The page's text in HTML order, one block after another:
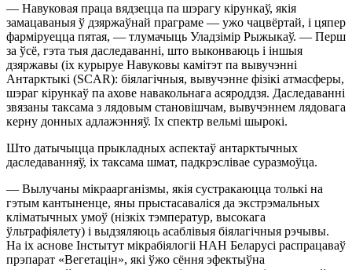
— Навуковая праца вядзецца па шэрагу кірункаў, якія
замацаваныя ў дзяржаўнай праграме — ужо чацвёртай, і цяпер
фарміруецца пятая, — тлумачыць Уладзімір Рыжыкаў. — Перш
за ўсё, гэта тыя даследаванні, што выконваюць і іншыя
дзяржавы (іх курыруе Навуковы камітэт па вывучэнні
Антарктыкі (SCAR): біялагічныя, вывучэнне фізікі атмасферы,
шэраг кірункаў па ахове навакольнага асяроддзя. Даследаванні
звязаны таксама з лядовым становішчам, вывучэннем лядовага
керну донных адлажэнняў. Іх спектр вельмі шырокі.
Што датычыцца прыкладных аспектаў антарктычных
даследаванняў, іх таксама шмат, падкрэслівае суразмоўца.
— Вылучаны мікраарганізмы, якія сустракаюцца толькі на
гэтым кантыненце, яны прыстасаваліся да экстрэмальных
кліматычных умоў (нізкіх тэмператур, высокага
ўльтрафіялету) і выдзяляюць асаблівыя біялагічныя рэчывы.
На іх аснове Інстытут мікрабіялогіі НАН Беларусі распрацаваў
прэпарат «Вегетацін», які ўжо сёння эфектыўна